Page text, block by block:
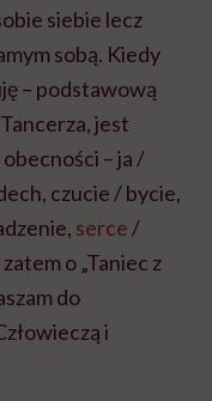
siebie lecz
sobą. Kiedy
– podstawową
jest
– ja /
czucie / bycie,
serce/
o „Taniec z
do
i